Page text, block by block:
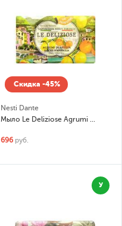
Скидка -45%
Nesti Dante
Мыло Le Deliziose Agrumi Di Sicilia (Лимоны из Сицилии)
696 руб.
У